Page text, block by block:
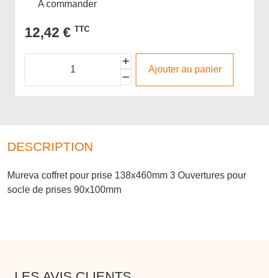
A commander
12,42 € TTC
Ajouter au panier
DESCRIPTION
Mureva coffret pour prise 138x460mm 3 Ouvertures pour
socle de prises 90x100mm